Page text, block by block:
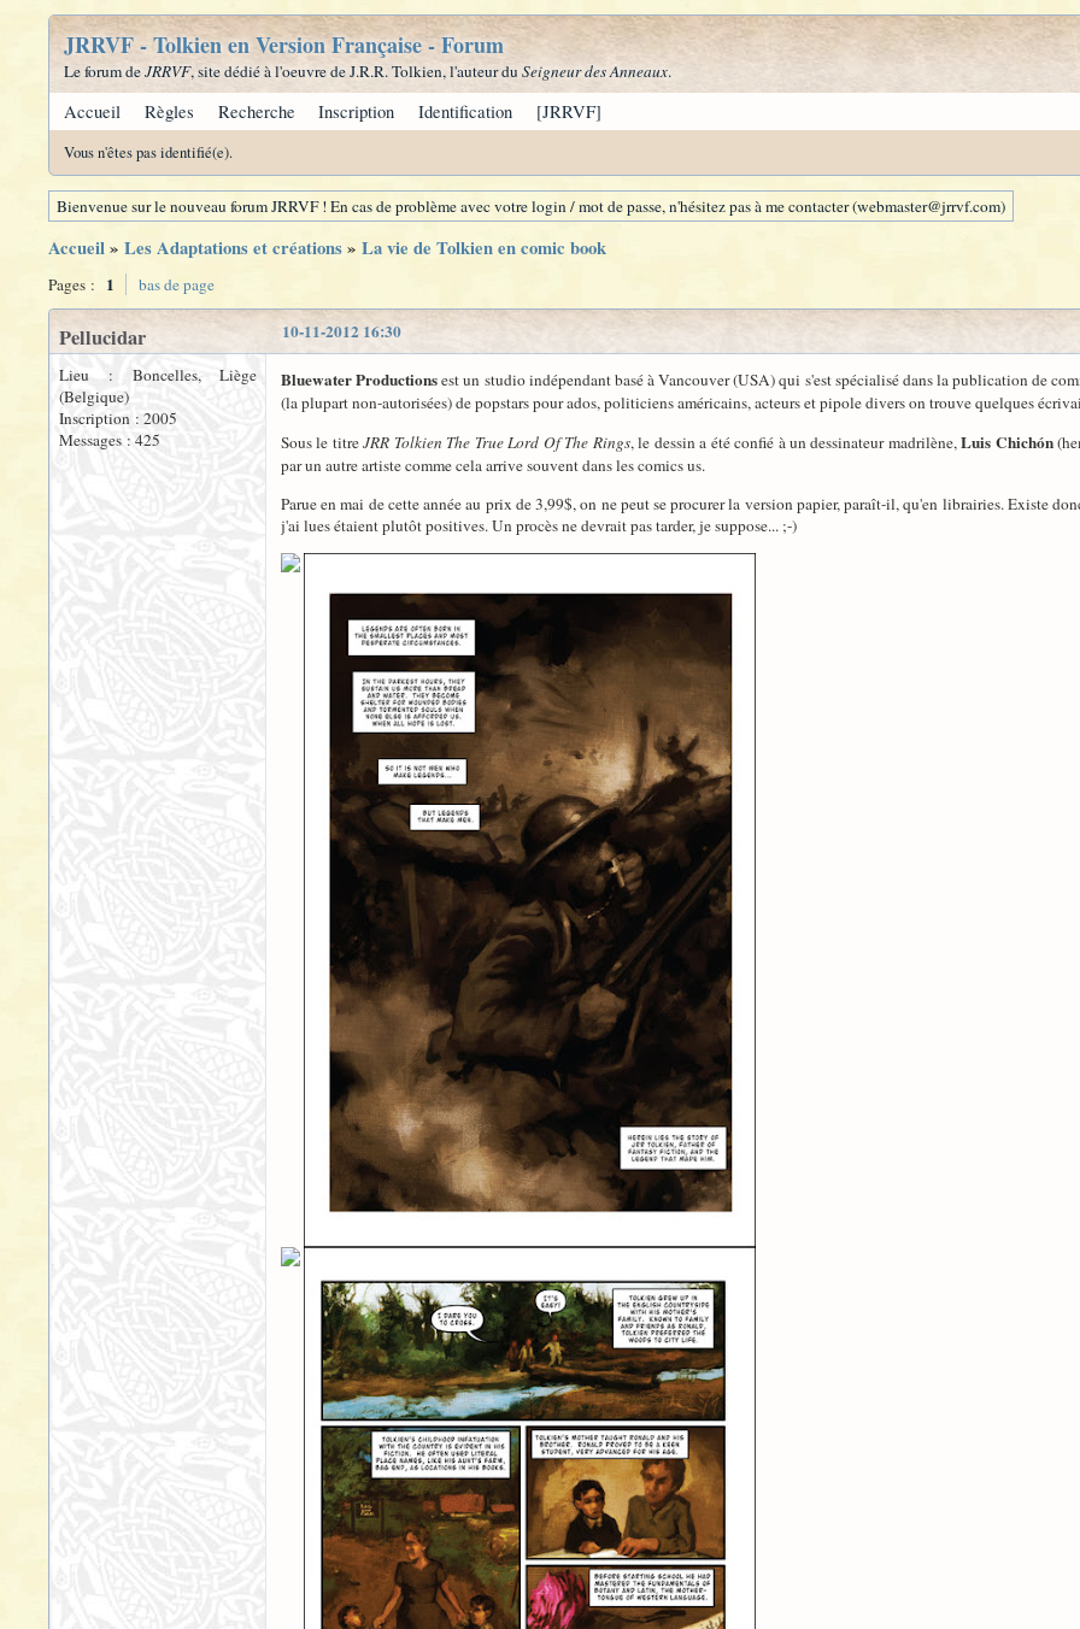
JRRVF - Tolkien en Version Française - Forum
Le forum deJRRVF, site dédié à l'oeuvre de J.R.R. Tolkien, l'auteur du Seigneur des Anneaux.
Accueil Règles Recherche Inscription Identification [JRRVF]
Vous n'êtes pas identifié(e).
Bienvenue sur le nouveau forum JRRVF ! En cas de problème avec votre login / mot de passe, n'hésitez pas à me contacter (webmaster@jrrvf.com)
Accueil» Les Adaptations et créations» La vie de Tolkien en comic book
Pages : 1 bas de page
10-11-2012 16:30
Pellucidar
Lieu : Boncelles, Liège
(Belgique)
Inscription : 2005
Messages : 425
Bluewater Productionsest un studio indépendant basé à Vancouver (USA) qui s'est spécialisé dans la publication de
(la plupart non-autorisées) de popstars pour ados, politiciens américains, acteurs et pipole divers on trouve quelques
Sous le titreJRR Tolkien The True Lord Of The Rings, le dessin a été confié à un dessinateur madrilène,Luis Chichón
par un autre artiste comme cela arrive souvent dans les comics us.
Parue en mai de cette année au prix de 3,99$, on ne peut se procurer la version papier, paraît-il, qu'en librairies. Existe
j'ai lues étaient plutôt positives. Un procès ne devrait pas tarder, je suppose... ;-)